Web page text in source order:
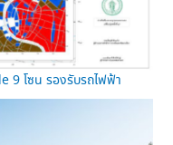
9 โซน รองรับรถไฟฟ้า